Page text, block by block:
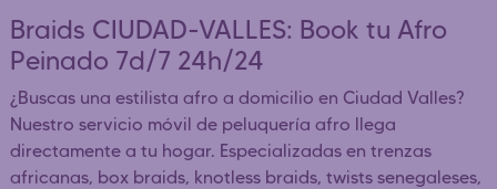
Braids CIUDAD-VALLES: Book tu Afro
Peinado 7d/7 24h/24
¿Buscas una estilista afro a domicilio en Ciudad Valles?
Nuestro servicio móvil de peluquería afro llega
directamente a tu hogar. Especializadas en trenzas
africanas, box braids, knotless braids, twists senegaleses,